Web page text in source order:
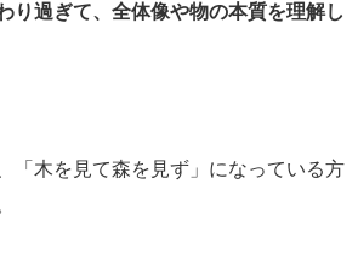
り過ぎて、全体像や物の本質を理解し
「木を見て森を見ず」になっている方